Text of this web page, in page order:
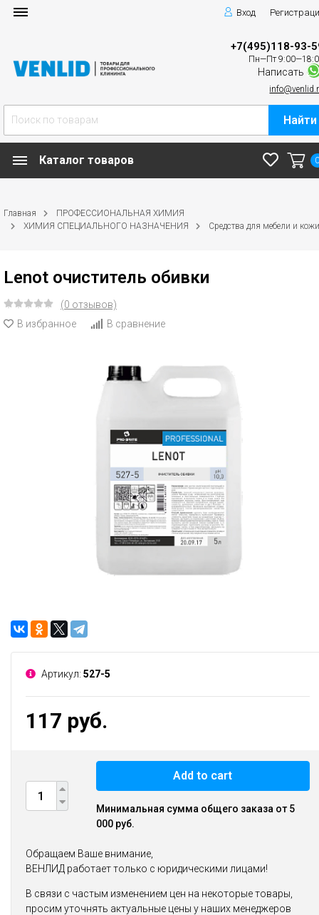
Вход
+7(495)118-93-
Пн—Пт
Написать
Найти
Каталог товаров
Главная
ПРОФЕССИОНАЛЬНАЯ ХИМИЯ
ХИМИЯ СПЕЦИАЛЬНОГО НАЗНАЧЕНИЯ
Средства для мебели и кожи
Lenot очиститель обивки
(0 отзывов)
В избранное
В сравнение
Артикул: 527-5
117 руб.
Add to cart
Минимальная сумма общего заказа от 5
000 руб.
Обращаем Ваше внимание,
ВЕНЛИД работает только с юридическими лицами!
В связи с частым изменением цен на некоторые товары,
просим уточнять актуальные цены у наших менеджеров